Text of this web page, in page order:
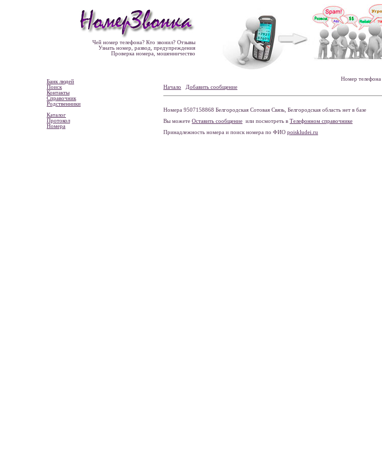
Чей номер телефона? Кто звонил? Отзывы
Узнать номер, развод, предупреждения
Проверка номера, мошенничество
Банк людей
Поиск
Контакты
Справочник
Родственники
Каталог
Протокол
Номера
Номер телефона
Начало
Добавить сообщение
Номера 9507158868 Белгородская Сотовая Связь, Белгородская область нет в базе
Вы можете Оставить сообщение или посмотреть в Телефонном справочнике
Принадлежность номера и поиск номера по ФИО poiskludei.ru